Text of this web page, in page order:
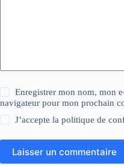
Enregistrer mon nom, mon
navigateur pour mon prochain
J’accepte lapolitique de
Laisser un commentaire